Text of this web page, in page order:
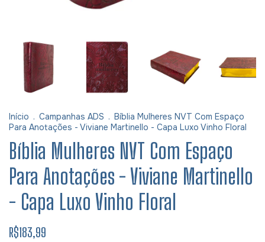
Início . Campanhas ADS . Bíblia Mulheres NVT Com Espaço
Para Anotações - Viviane Martinello - Capa Luxo Vinho Floral
Bíblia Mulheres NVT Com Espaço
Para Anotações - Viviane Martinello
- Capa Luxo Vinho Floral
R$183,99